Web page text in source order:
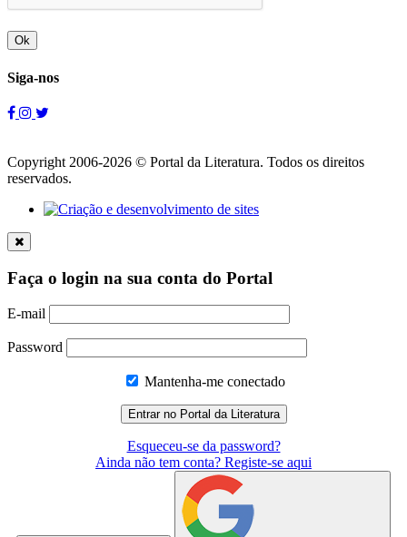
Ok
Siga-nos
Copyright 2006-2026 © Portal da Literatura. Todos os direitos
reservados.
Faça o login na sua conta do Portal
E-mail
Password
Mantenha-me conectado
Esqueceu-se da password?
Ainda não tem conta? Registe-se aqui